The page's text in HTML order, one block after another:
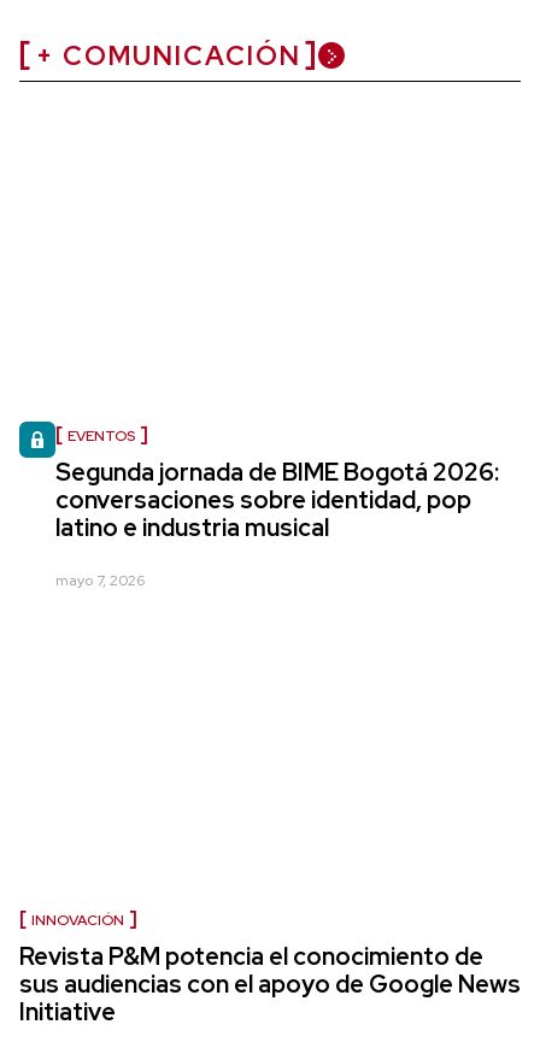
+ COMUNICACIÓN
EVENTOS
Segunda jornada de BIME Bogotá 2026:
conversaciones sobre identidad, pop
latino e industria musical
mayo 7, 2026
INNOVACIÓN
Revista P&M potencia el conocimiento de
sus audiencias con el apoyo de Google News
Initiative